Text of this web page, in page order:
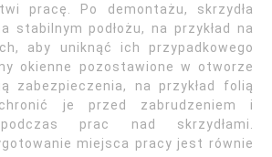
pracę. Po demontażu, skrzydła
stabilnym podłożu, na przykład na
aby uniknąć ich przypadkowego
okienne pozostawione w otworze
zabezpieczenia, na przykład folią
je przed zabrudzeniem i
prac nad skrzydłami.
miejsca pracy jest równie